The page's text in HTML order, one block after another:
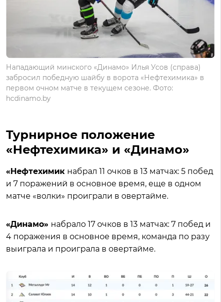
Нападающий минского «Динамо» Илья Усов (справа)
забросил победную шайбу в ворота «Нефтехимика» в
первом очном матче в текущем сезоне. Фото:
hcdinamo.by
Турнирное положение
«Нефтехимика» и «Динамо»
«Нефтехимик набрал 11 очков в 13 матчах: 5 побед
и 7 поражений в основное время, еще в одном
матче «волки» проиграли в овертайме.
«Динамо» набрало 17 очков в 13 матчах: 7 побед и
4 поражения в основное время, команда по разу
выиграла и проиграла в овертайме.